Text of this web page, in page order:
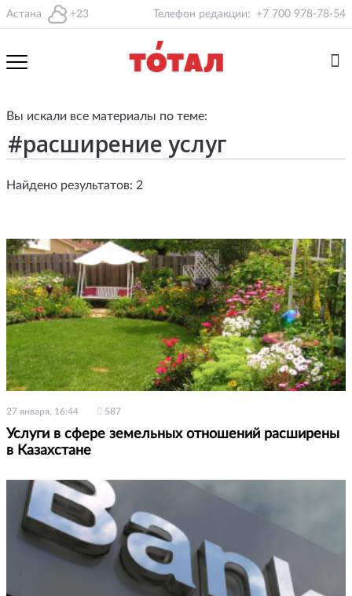
Астана +23 Телефон редакции: +7 700 978-78-54
Вы искали все материалы по теме:
Найдено результатов: 2
27 января, 16:44 587
Услуги в сфере земельных отношений расширены
в Казахстане